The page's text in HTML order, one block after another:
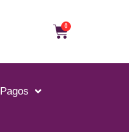
0Carrito
Pagos